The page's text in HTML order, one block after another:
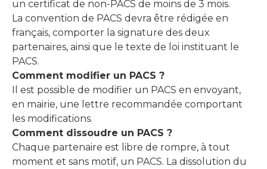
un certificat de non-PACS de moins de 3 mois.
La convention de PACS devra être rédigée en
français, comporter la signature des deux
partenaires, ainsi que le texte de loi instituant le
PACS.
Comment modifier un PACS ?
Il est possible de modifier un PACS en envoyant,
en mairie, une lettre recommandée comportant
les modifications.
Comment dissoudre un PACS ?
Chaque partenaire est libre de rompre, à tout
moment et sans motif, un PACS. La dissolution du